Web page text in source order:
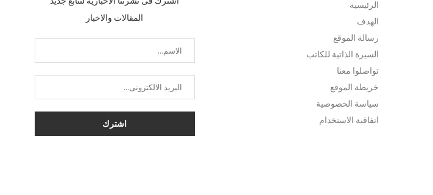
الرئيسية
الهدف
رسالة الموقع
السيرة الذاتية للكاتب
تواصلوا معنا
خريطة الموقع
سياسة الخصوصية
اتفاقبة الاستخدام
المقالات والاخبار